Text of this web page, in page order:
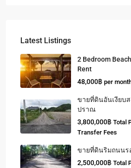
Latest Listings
2 Bedroom
Rent
48,000฿ per
ขายที่ดินอันเงียบ
ปราณ
3,800,000฿ Total
Transfer Fees
ขายที่ดินริมถนนร
2,500,000฿ Total